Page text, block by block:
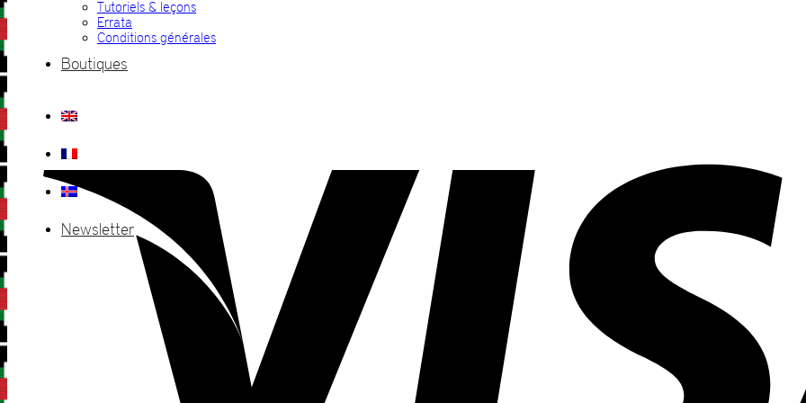
Tutoriels & leçons
Errata
Conditions générales
Boutiques
Newsletter